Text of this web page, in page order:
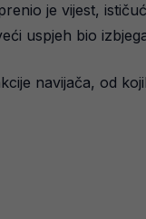
je vijest,
uspjeh bio
navijača, od